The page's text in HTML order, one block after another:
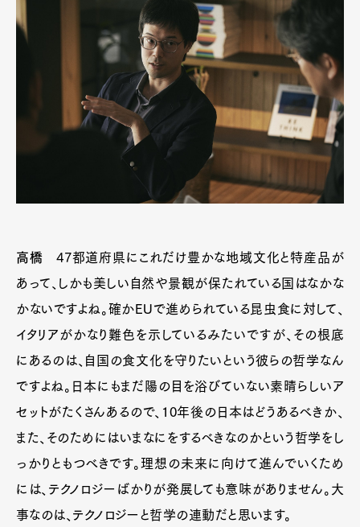
高橋 47都道府県にこれだけ豊かな地域文化と特産品が
あって、しかも美しい自然や景観が保たれている国はなかな
かないですよね。確かEUで進められている昆虫食に対して、
イタリアがかなり難色を示しているみたいですが、その根底
にあるのは、自国の食文化を守りたいという彼らの哲学なん
ですよね。日本にもまだ陽の目を浴びていない素晴らしいア
セットがたくさんあるので、10年後の日本はどうあるべきか、
また、そのためにはいまなにをするべきなのかという哲学をし
っかりともつべきです。理想の未来に向けて進んでいくため
には、テクノロジーばかりが発展しても意味がありません。大
事なのは、テクノロジーと哲学の連動だと思います。